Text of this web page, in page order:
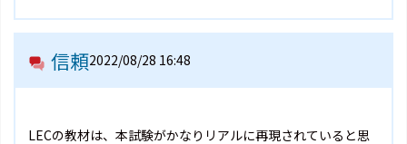
信頼2022/08/28 16:48
LECの教材は、本試験がかなりリアルに再現されていると思